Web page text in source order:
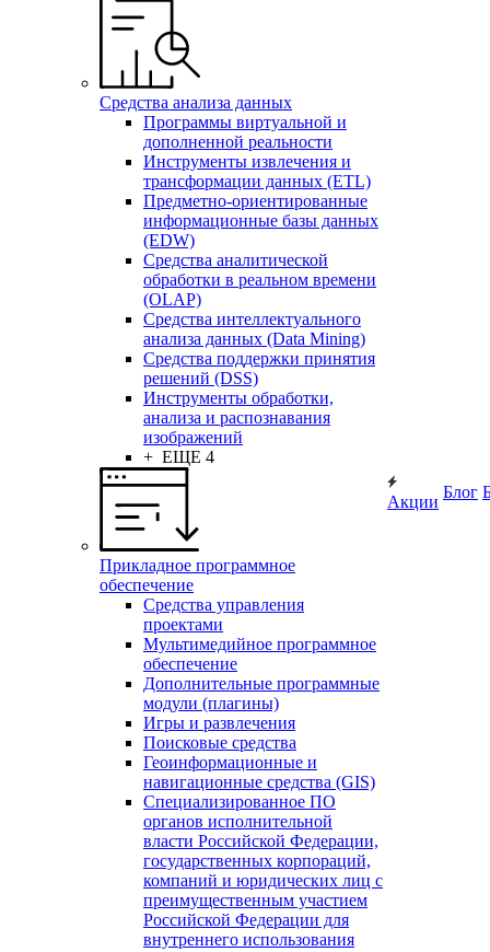
Средства анализа данных
Программы виртуальной и
дополненной реальности
Инструменты извлечения и
трансформации данных (ETL)
Предметно-ориентированные
информационные базы данных
(EDW)
Средства аналитической
обработки в реальном времени
(OLAP)
Средства интеллектуального
анализа данных (Data Mining)
Средства поддержки принятия
решений (DSS)
Инструменты обработки,
анализа и распознавания
изображений
+ ЕЩЕ 4
Прикладное программное
обеспечение
Средства управления
проектами
Мультимедийное программное
обеспечение
Дополнительные программные
модули (плагины)
Игры и развлечения
Поисковые средства
Геоинформационные и
навигационные средства (GIS)
Специализированное ПО
органов исполнительной
власти Российской Федерации,
государственных корпораций,
компаний и юридических лиц с
преимущественным участием
Российской Федерации для
внутреннего использования
Акции
Блог